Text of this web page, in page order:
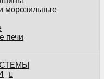
морозильные
печи